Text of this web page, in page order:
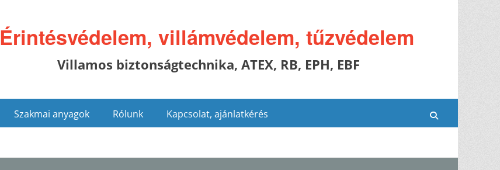
Érintésvédelem, villámvédelem, tűzvédelem
Villamos biztonságtechnika, ATEX, RB, EPH, EBF
Szakmai anyagok Rólunk Kapcsolat, ajánlatkérés